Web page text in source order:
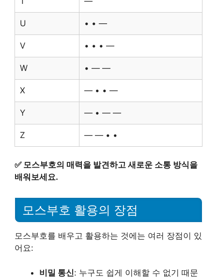
U • • —
V • • • —
W • — —
X — • • —
Y — • — —
Z — — • •
✅ 모스부호의 매력을 발견하고 새로운 소통 방식을
배워보세요.
모스부호 활용의 장점
모스부호를 배우고 활용하는 것에는 여러 장점이 있
어요:
비밀 통신: 누구도 쉽게 이해할 수 없기 때문